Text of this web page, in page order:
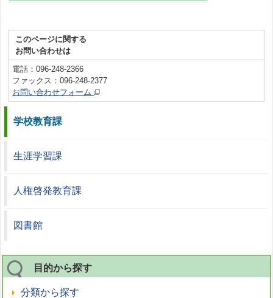
このページに関する
お問い合わせは
電話：096-248-2366
ファックス：096-248-2377
お問い合わせフォーム
学校教育課
生涯学習課
人権啓発教育課
図書館
目的から探す
分類から探す